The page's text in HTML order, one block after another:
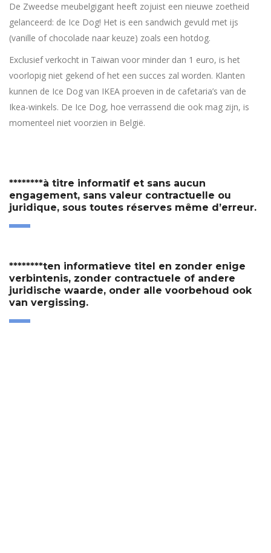
De Zweedse meubelgigant heeft zojuist een nieuwe zoetheid
gelanceerd: de Ice Dog! Het is een sandwich gevuld met ijs
(vanille of chocolade naar keuze) zoals een hotdog.
Exclusief verkocht in Taiwan voor minder dan 1 euro, is het
voorlopig niet gekend of het een succes zal worden. Klanten
kunnen de Ice Dog van IKEA proeven in de cafetaria’s van de
Ikea-winkels. De Ice Dog, hoe verrassend die ook mag zijn, is
momenteel niet voorzien in België.
********à titre informatif et sans aucun
engagement, sans valeur contractuelle ou
juridique, sous toutes réserves même d’erreur.
********ten informatieve titel en zonder enige
verbintenis, zonder contractuele of andere
juridische waarde, onder alle voorbehoud ook
van vergissing.